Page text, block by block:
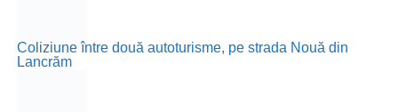
Coliziune între două autoturisme, pe strada Nouă din
Lancrăm